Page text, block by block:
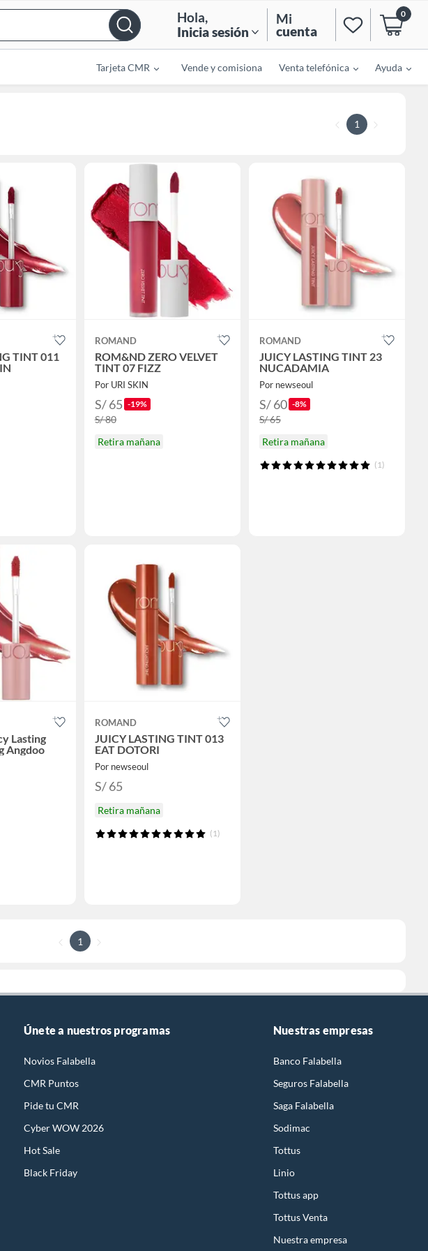
Hola,
Inicia sesión
Mi
cuenta
0
Tarjeta CMR Vende y comisiona Venta telefónica Ayuda
1
TINT 011
ROMAND
ROM&ND ZERO VELVET
TINT 07 FIZZ
Por URI SKIN
S/ 65 -19%
S/ 80
Retira mañana
ROMAND
JUICY LASTING TINT 23
NUCADAMIA
Por newseoul
S/ 60 -8%
S/ 65
Retira mañana
(1)
Lasting
Angdoo
ROMAND
JUICY LASTING TINT 013
EAT DOTORI
Por newseoul
S/ 65
Retira mañana
(1)
1
Únete a nuestros programas
Novios Falabella
CMR Puntos
Pide tu CMR
Cyber WOW 2026
Hot Sale
Black Friday
Nuestras empresas
Banco Falabella
Seguros Falabella
Saga Falabella
Sodimac
Tottus
Linio
Tottus app
Tottus Venta
Nuestra empresa